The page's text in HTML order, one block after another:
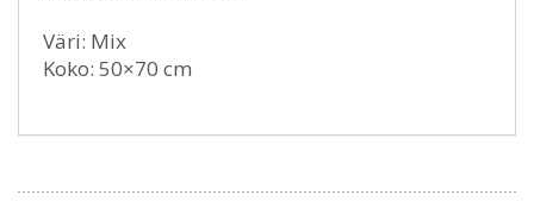
Väri: Mix
Koko: 50×70 cm